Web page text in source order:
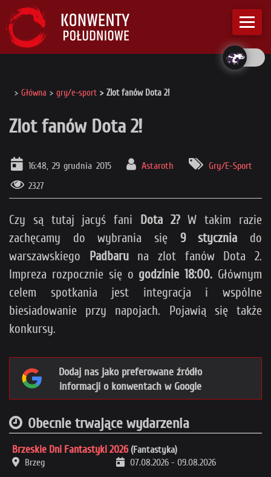
Główna gry/e-sport Zlot fanów Dota 2!
Zlot fanów Dota 2!
16:48, 29 grudnia 2015 Astaroth
Gry/E-Sport
2327
Czy są tutaj jacyś fani Dota 2?W takim razie
zachęcamy do wybrania się 9 stycznia do
warszawskiego Padbaruna zlot fanów Dota 2.
Impreza rozpocznie się o godzinie 18:00. Głównym
celem spotkania jest integracja i wspólne
biesiadowanie przy napojach. Pojawią się także
konkursy.
Dodaj nas jako preferowane źródło
informacji o konwentach w Google
Obecnie trwające wydarzenia
Brzeskie Dni Fantastyki 2026 (Fantastyka)
Brzeg
07.08.2026 - 09.08.2026